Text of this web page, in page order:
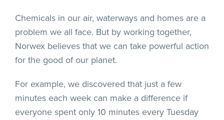
Chemicals in our air, waterways and homes are a
problem we all face. But by working together,
Norwex believes that we can take powerful action
for the good of our planet.
For example, we discovered that just a few
minutes each week can make a difference if
everyone spent only 10 minutes every Tuesday